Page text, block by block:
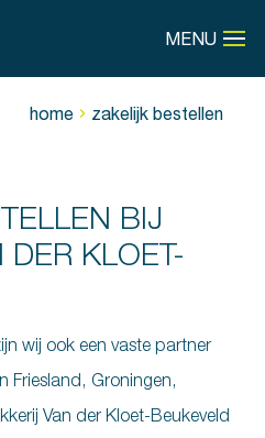
MENU
home zakelijk bestellen
BIJ
DER KLOET-
wij ook een vaste partner
Friesland, Groningen,
Van der Kloet-Beukeveld